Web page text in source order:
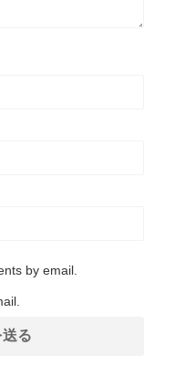
by email.